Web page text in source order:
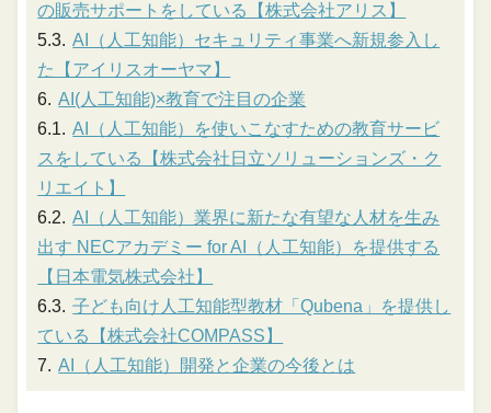
の販売サポートをしている【株式会社アリス】
AI（人工知能）セキュリティ事業へ新規参入し
た【アイリスオーヤマ】
AI(人工知能)×教育で注目の企業
AI（人工知能）を使いこなすための教育サービ
スをしている【株式会社日立ソリューションズ・ク
リエイト】
AI（人工知能）業界に新たな有望な人材を生み
出す NECアカデミー for AI（人工知能）を提供する
【日本電気株式会社】
子ども向け人工知能型教材「Qubena」を提供し
ている【株式会社COMPASS】
AI（人工知能）開発と企業の今後とは